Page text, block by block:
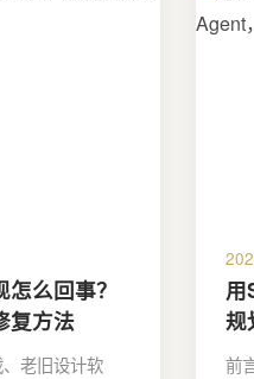
么回事？
复方法
老旧设计软
用
规
前